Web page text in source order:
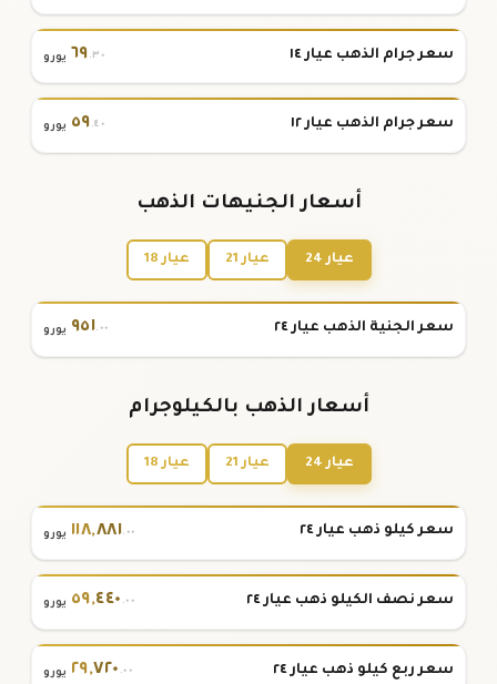
سعر جرام الذهب عيار ١٤ ٦٩.٣٠ يورو
سعر جرام الذهب عيار ١٢ ٥٩.٤٠ يورو
أسعار الجنيهات الذهب
عيار 24 عيار 21 عيار 18
سعر الجنية الذهب عيار ٢٤ ٩٥١.٠٠ يورو
أسعار الذهب بالكيلوجرام
عيار 24 عيار 21 عيار 18
سعر كيلو ذهب عيار ٢٤ ١١٨,٨٨١.٠٠ يورو
سعر نصف الكيلو ذهب عيار ٢٤ ٥٩,٤٤٠ .٠٠ يورو
سعر ربع كيلو ذهب عيار ٢٤ ٢٩,٧٢٠ .٠٠ يورو